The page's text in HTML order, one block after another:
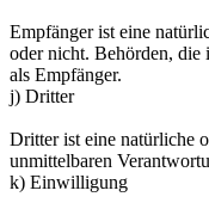
Empfänger ist eine
oder nicht. Behörden, die
als Empfänger.
j) Dritter
Dritter ist eine natürliche
unmittelbaren
k) Einwilligung